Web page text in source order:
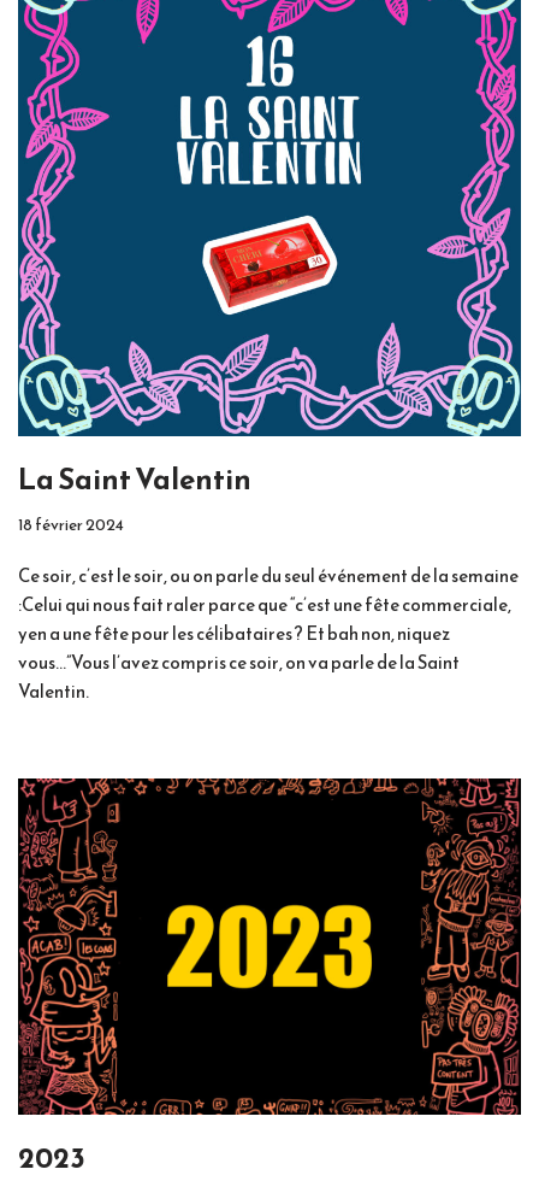
La Saint Valentin
18 février 2024
Ce soir, c’est le soir, ou on parle du seul événement de la semaine
:Celui qui nous fait raler parce que “c’est une fête commerciale,
yen a une fête pour les célibataires ? Et bah non, niquez
vous…”Vous l’avez compris ce soir, on va parle de la Saint
Valentin.
2023